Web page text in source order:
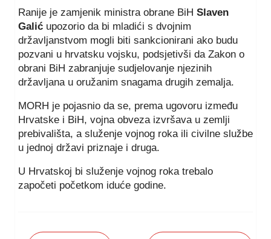
Ranije je zamjenik ministra obrane BiH Slaven
Galić upozorio da bi mladići s dvojnim
državljanstvom mogli biti sankcionirani ako budu
pozvani u hrvatsku vojsku, podsjetivši da Zakon o
obrani BiH zabranjuje sudjelovanje njezinih
državljana u oružanim snagama drugih zemalja.
MORH je pojasnio da se, prema ugovoru između
Hrvatske i BiH, vojna obveza izvršava u zemlji
prebivališta, a služenje vojnog roka ili civilne službe
u jednoj državi priznaje i druga.
U Hrvatskoj bi služenje vojnog roka trebalo
započeti početkom iduće godine.